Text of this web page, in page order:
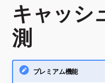
キャッシ
測
プレミアム機能